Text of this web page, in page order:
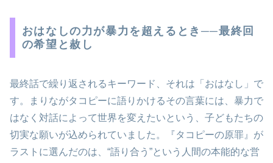
おはなしの力が暴力を超えるとき──最終回
の希望と赦し
最終話で繰り返されるキーワード、それは「おはなし」で
す。まりながタコピーに語りかけるその言葉には、暴力で
はなく対話によって世界を変えたいという、子どもたちの
切実な願いが込められていました。『タコピーの原罪』が
ラストに選んだのは、“語り合う”という人間の本能的な営